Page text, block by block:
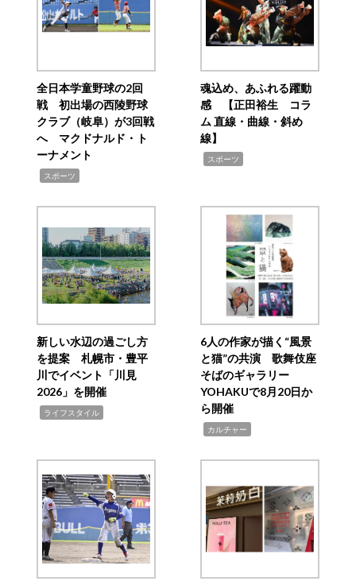
全日本学童野球の2回
戦 初出場の西陵野球
クラブ（岐阜）が3回戦
へ マクドナルド・ト
ーナメント
スポーツ
魂込め、あふれる躍動
感 【正田裕生 コラ
ム 直線・曲線・斜め
線】
スポーツ
新しい水辺の過ごし方
を提案 札幌市・豊平
川でイベント「川見
2026」を開催
ライフスタイル
6人の作家が描く“風景
と猫”の共演 歌舞伎座
そばのギャラリー
YOHAKUで8月20日か
ら開催
カルチャー